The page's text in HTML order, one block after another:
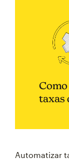
Como
taxas
Automatizar